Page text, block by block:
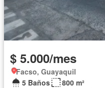
$ 5.000/mes
Facso, Guayaquil
5 Baños
800 m²